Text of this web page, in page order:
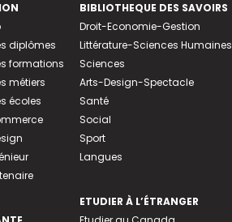
diplômes
formations
métiers
écoles
BIBLIOTHEQUE DES SAVOIRS
Droit-Economie-Gestion
Littérature-Sciences Humaines
Sciences
Arts-Design-Spectacle
Santé
Social
Sport
Langues
ETUDIER À L’ÉTRANGER